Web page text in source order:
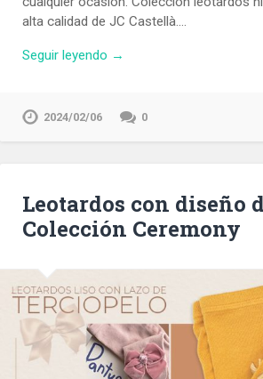
alta calidad de JC Castellà….
Seguir leyendo →
2024/02/06 0
Leotardos con diseño
Colección Ceremony